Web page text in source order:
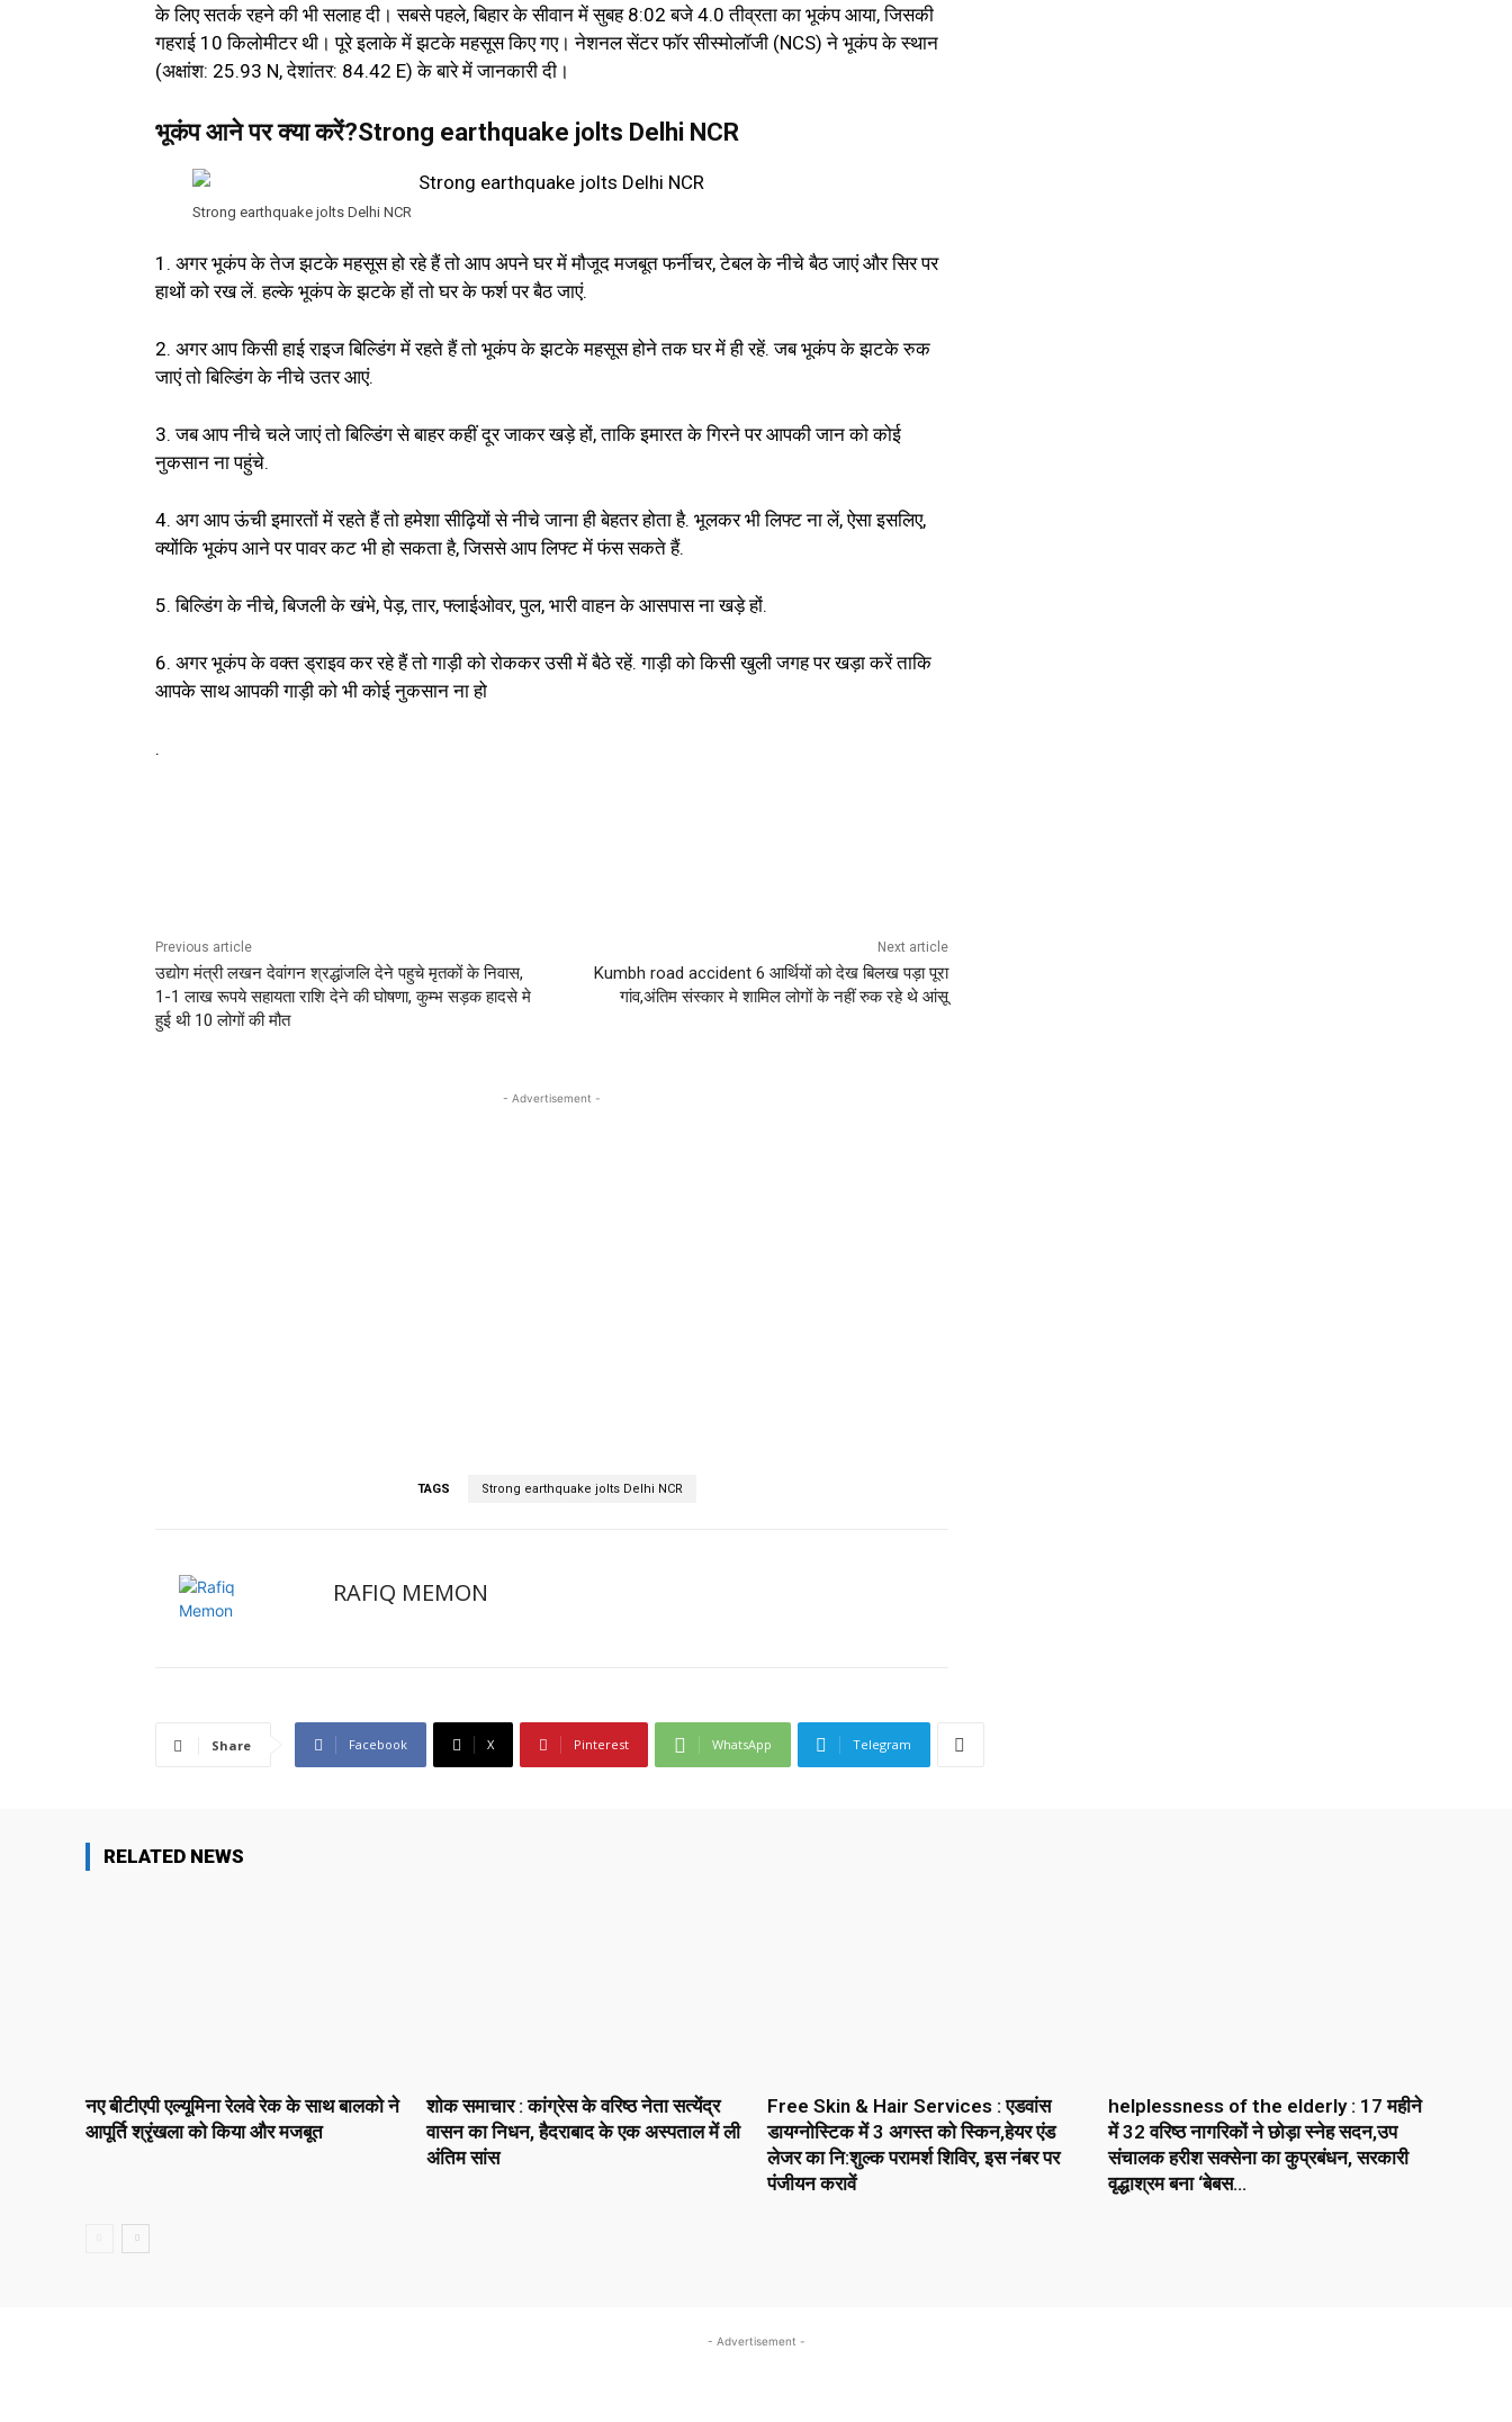
के लिए सतर्क रहने की भी सलाह दी। सबसे पहले, बिहार के सीवान में सुबह 8:02 बजे 4.0 तीव्रता का भूकंप आया, जिसकी
गहराई 10 किलोमीटर थी। पूरे इलाके में झटके महसूस किए गए। नेशनल सेंटर फॉर सीस्मोलॉजी (NCS) ने भूकंप के स्थान
(अक्षांश: 25.93 N, देशांतर: 84.42 E) के बारे में जानकारी दी।
भूकंप आने पर क्‍या करें?Strong earthquake jolts Delhi NCR
Strong earthquake jolts Delhi NCR
1. अगर भूकंप के तेज झटके महसूस हो रहे हैं तो आप अपने घर में मौजूद मजबूत फर्नीचर, टेबल के नीचे बैठ जाएं और सिर पर
हाथों को रख लें. हल्के भूकंप के झटके हों तो घर के फर्श पर बैठ जाएं.
2. अगर आप किसी हाई राइज बिल्डिंग में रहते हैं तो भूकंप के झटके महसूस होने तक घर में ही रहें. जब भूकंप के झटके रुक
जाएं तो बिल्डिंग के नीचे उतर आएं.
3. जब आप नीचे चले जाएं तो बिल्डिंग से बाहर कहीं दूर जाकर खड़े हों, ताकि इमारत के गिरने पर आपकी जान को कोई
नुकसान ना पहुंचे.
4. अग आप ऊंची इमारतों में रहते हैं तो हमेशा सीढ़ियों से नीचे जाना ही बेहतर होता है. भूलकर भी लिफ्ट ना लें, ऐसा इसलिए,
क्योंकि भूकंप आने पर पावर कट भी हो सकता है, जिससे आप लिफ्ट में फंस सकते हैं.
5. बिल्डिंग के नीचे, बिजली के खंभे, पेड़, तार, फ्लाईओवर, पुल, भारी वाहन के आसपास ना खड़े हों.
6. अगर भूकंप के वक्‍त ड्राइव कर रहे हैं तो गाड़ी को रोककर उसी में बैठे रहें. गाड़ी को किसी खुली जगह पर खड़ा करें ताकि
आपके साथ आपकी गाड़ी को भी कोई नुकसान ना हो
.
Previous article
उद्योग मंत्री लखन देवांगन श्रद्धांजलि देने पहुचे मृतकों के निवास,
1-1 लाख रूपये सहायता राशि देने की घोषणा, कुम्भ सड़क हादसे मे
हुई थी 10 लोगों की मौत
Next article
Kumbh road accident 6 आर्थियों को देख बिलख पड़ा पूरा
गांव,अंतिम संस्कार मे शामिल लोगों के नहीं रुक रहे थे आंसू
- Advertisement -
TAGS Strong earthquake jolts Delhi NCR
RAFIQ MEMON
Share Facebook X Pinterest WhatsApp Telegram
RELATED NEWS
नए बीटीएपी एल्यूमिना रेलवे रेक के साथ बालको ने
आपूर्ति श्रृंखला को किया और मजबूत
शोक समाचार : कांग्रेस के वरिष्ठ नेता सत्येंद्र
वासन का निधन, हैदराबाद के एक अस्पताल में ली
अंतिम सांस
Free Skin & Hair Services : एडवांस
डायग्नोस्टिक में 3 अगस्त को स्किन,हेयर एंड
लेजर का नि:शुल्क परामर्श शिविर, इस नंबर पर
पंजीयन करावें
helplessness of the elderly : 17 महीने
में 32 वरिष्ठ नागरिकों ने छोड़ा स्नेह सदन,उप
संचालक हरीश सक्सेना का कुप्रबंधन, सरकारी
वृद्धाश्रम बना ‘बेबस...
- Advertisement -